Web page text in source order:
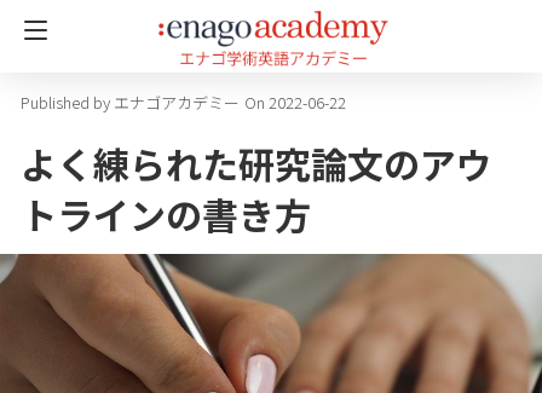
エナゴアカデミー On 2022-06-22
よく練られた研究論文のアウ
トラインの書き方